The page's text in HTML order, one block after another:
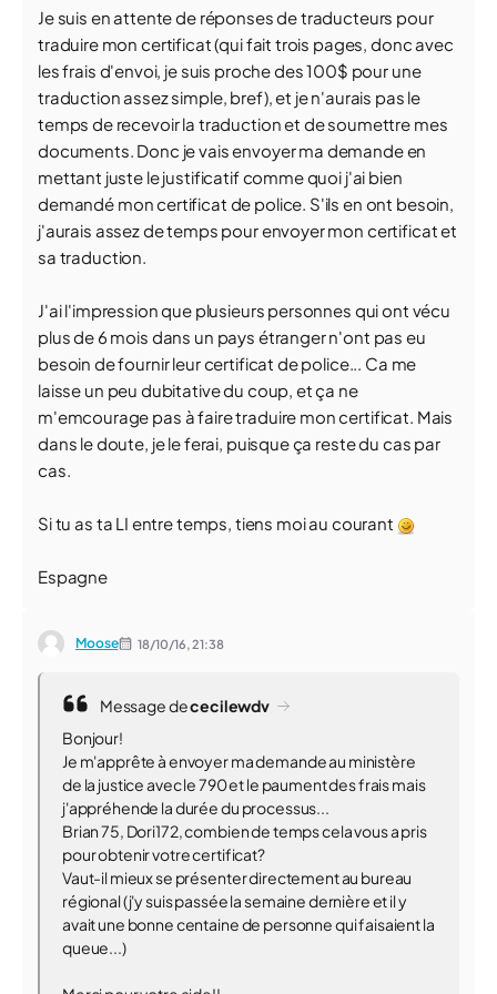
Je suis en attente de réponses de traducteurs pour
traduire mon certificat (qui fait trois pages, donc avec
les frais d'envoi, je suis proche des 100$ pour une
traduction assez simple, bref), et je n'aurais pas le
temps de recevoir la traduction et de soumettre mes
documents. Donc je vais envoyer ma demande en
mettant juste le justificatif comme quoi j'ai bien
demandé mon certificat de police. S'ils en ont besoin,
j'aurais assez de temps pour envoyer mon certificat et
sa traduction.
J'ai l'impression que plusieurs personnes qui ont vécu
plus de 6 mois dans un pays étranger n'ont pas eu
besoin de fournir leur certificat de police... Ca me
laisse un peu dubitative du coup, et ça ne
m'emcourage pas à faire traduire mon certificat. Mais
dans le doute, je le ferai, puisque ça reste du cas par
cas.
Si tu as ta LI entre temps, tiens moi au courant
Espagne
Moose 18/10/16,21:38
Message dececilewdv
Bonjour!
Je m'apprête à envoyer ma demande au ministère
de la justice avec le 790 et le paument des frais mais
j'appréhende la durée du processus...
Brian 75, Dori172, combien de temps cela vous a pris
pour obtenir votre certificat?
Vaut-il mieux se présenter directement au bureau
régional (j'y suis passée la semaine dernière et il y
avait une bonne centaine de personne qui faisaient la
queue...)